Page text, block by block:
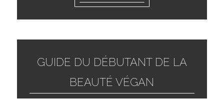
GUIDE DU DÉBUTANT DE LA
BEAUTÉ VÉGAN